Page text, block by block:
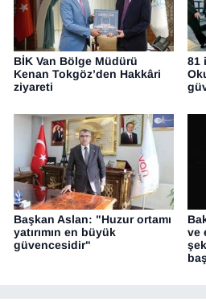
BİK Van Bölge Müdürü
Kenan Tokgöz’den Hakkâri
ziyareti
81
Başkan Aslan: "Huzur ortamı
yatırımın en büyük
güvencesidir"
ve